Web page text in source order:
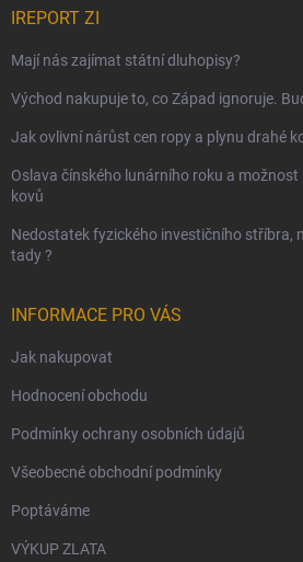
IREPORT ZI
Mají nás zajímat státní dluhopisy?
Východ nakupuje to, co Západ ignoruje.
Jak ovlivní nárůst cen ropy a plynu drahé
Oslava čínského lunárního roku a
kovů
Nedostatek fyzického investičního stříbra,
tady ?
INFORMACE PRO VÁS
Jak nakupovat
Hodnocení obchodu
Podmínky ochrany osobních údajů
Všeobecné obchodní podmínky
Poptáváme
VÝKUP ZLATA